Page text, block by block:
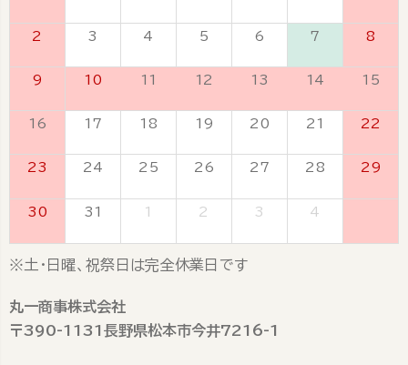
2 3 4 5 6 7 8
9 10 11 12 13 14 15
16 17 18 19 20 21 22
23 24 25 26 27 28 29
30 31 1 2 3 4
※土・日曜、祝祭日は完全休業日です
丸一商事株式会社
〒390-1131長野県松本市今井7216-1